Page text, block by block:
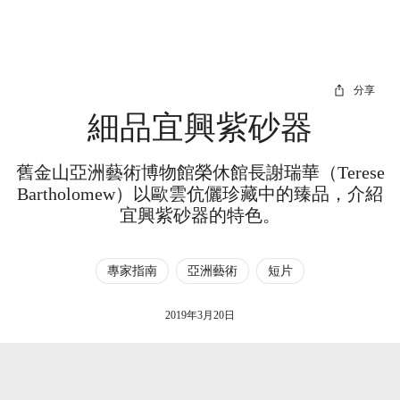
分享
細品宜興紫砂器
舊金山亞洲藝術博物館榮休館長謝瑞華（Terese
Bartholomew）以歐雲伉儷珍藏中的臻品，介紹
宜興紫砂器的特色。
專家指南 亞洲藝術 短片
2019年3月20日